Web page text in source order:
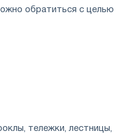
обратиться с целью
тележки, лестницы,